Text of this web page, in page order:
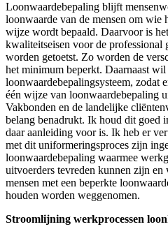
Loonwaardebepaling blijft
loonwaarde van de mensen om wie
wijze wordt bepaald. Daarvoor is
kwaliteitseisen voor de professional
worden getoetst. Zo worden de
het minimum beperkt. Daarnaast
loonwaardebepalingsysteem, zodat
één wijze van loonwaardebepaling
Vakbonden en de landelijke
belang benadrukt. Ik houd dit goed
daar aanleiding voor is. Ik heb er
met dit uniformeringsproces zijn
loonwaardebepaling waarmee
uitvoerders tevreden kunnen zijn en
mensen met een beperkte
houden worden weggenomen.
Stroomlijning werkprocessen